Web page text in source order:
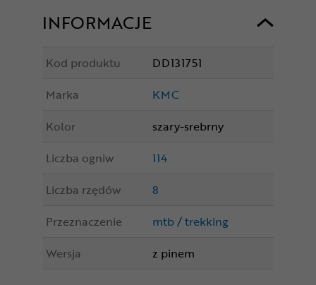
INFORMACJE
Kod produktu
DD131751
Marka
KMC
Kolor
szary-srebrny
Liczba ogniw
114
Liczba rzędów
8
Przeznaczenie
mtb / trekking
Wersja
z pinem